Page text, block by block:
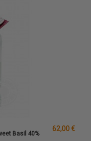
Basil 40%
62,00 €